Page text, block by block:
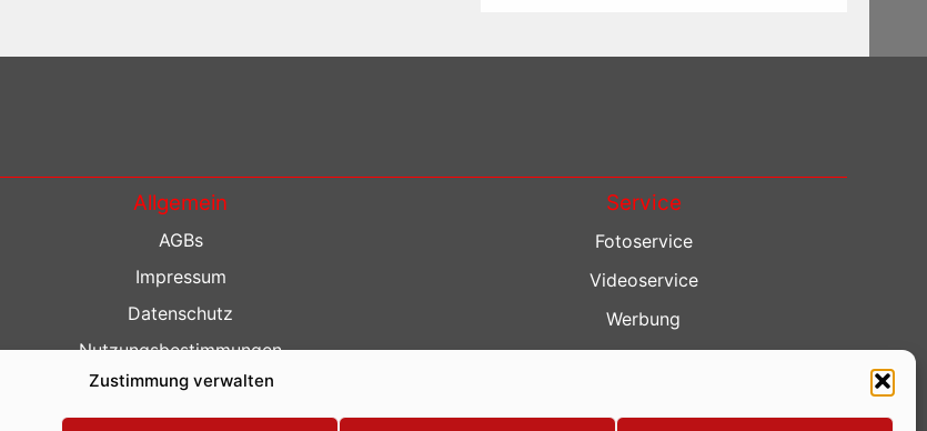
Zustimmung verwalten
Allgemein
AGBs
Impressum
Datenschutz
Nutzungsbestimmungen
Kontakt
Barrierefreiheit
Service
Fotoservice
Videoservice
Werbung